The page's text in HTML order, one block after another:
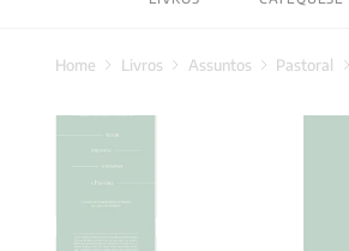
Livros Assuntos Pastoral